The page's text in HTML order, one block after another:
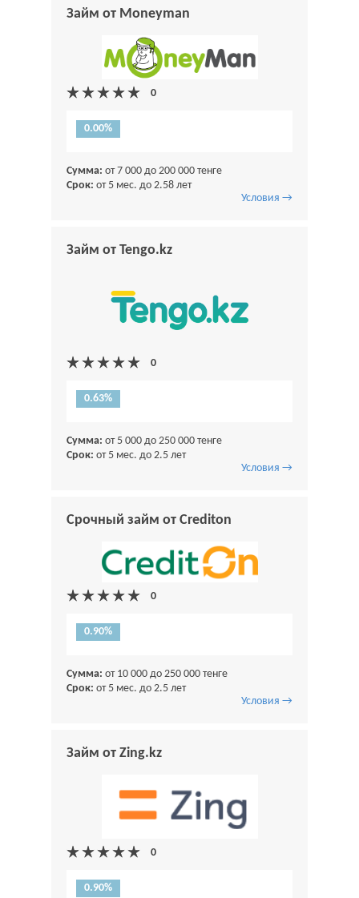
Займ от Moneyman
0.00%
Сумма: от 7 000 до 200 000 тенге
Срок: от 5 мес. до 2.58 лет
Условия →
Займ от Tengo.kz
0.63%
Сумма: от 5 000 до 250 000 тенге
Срок: от 5 мес. до 2.5 лет
Условия →
Срочный займ от Crediton
0.90%
Сумма: от 10 000 до 250 000 тенге
Срок: от 5 мес. до 2.5 лет
Условия →
Займ от Zing.kz
0.90%